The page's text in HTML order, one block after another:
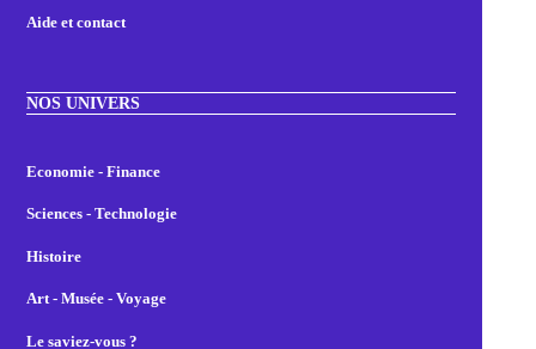
Aide et contact
NOS UNIVERS
Economie - Finance
Sciences - Technologie
Histoire
Art - Musée - Voyage
Le saviez-vous ?